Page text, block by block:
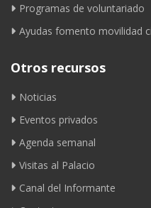
Programas de voluntariado
Ayudas fomento movilidad
Otros recursos
Noticias
Eventos privados
Agenda semanal
Visitas al Palacio
Canal del Informante